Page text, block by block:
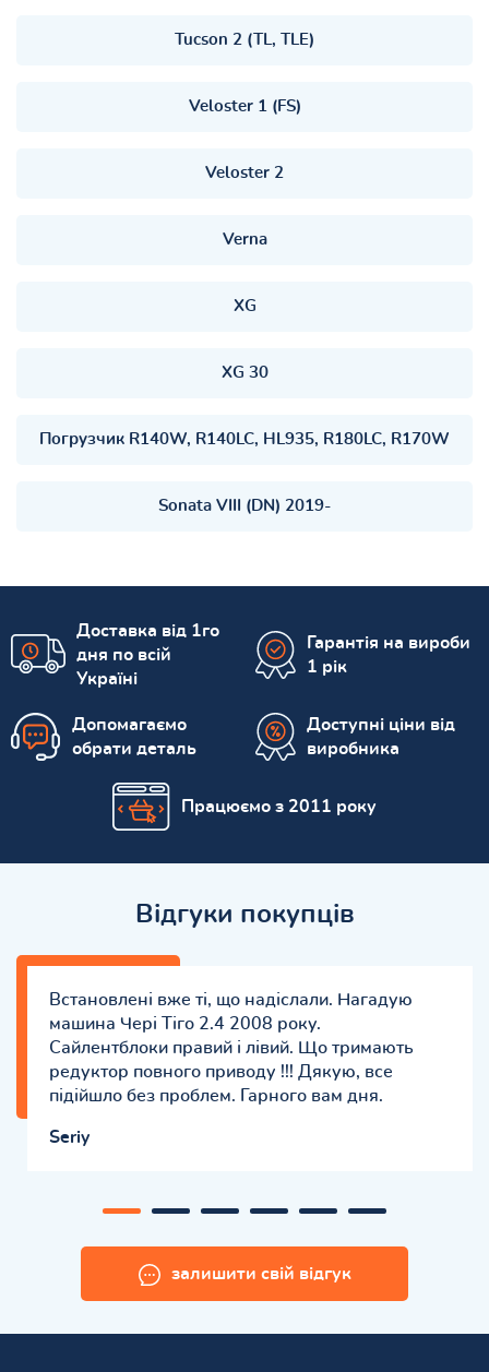
Tucson 2 (TL, TLE)
Veloster 1 (FS)
Veloster 2
Verna
XG
XG 30
Погрузчик R140W, R140LC, HL935, R180LC, R170W
Sonata VIII (DN) 2019-
Доставка від 1го
дня по всій
Україні
Гарантія на вироби
1 рік
Допомагаємо
обрати деталь
Доступні ціни від
виробника
Працюємо з 2011 року
Відгуки покупців
Встановлені вже ті, що надіслали. Нагадую
машина Чері Тіго 2.4 2008 року.
Сайлентблоки правий і лівий. Що тримають
редуктор повного приводу !!! Дякую, все
підійшло без проблем. Гарного вам дня.
Seriy
залишити свій відгук